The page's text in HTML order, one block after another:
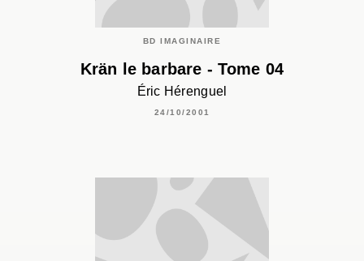
BD IMAGINAIRE
Krän le barbare - Tome 04
Éric Hérenguel
24/10/2001